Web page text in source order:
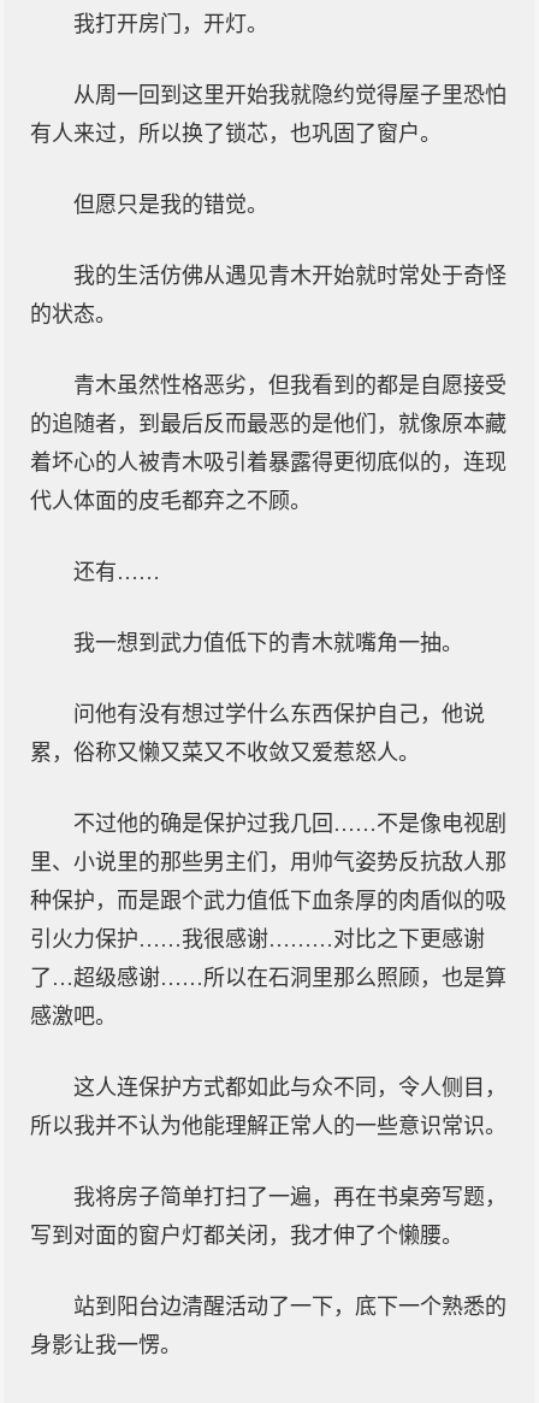
我打开房门，开灯。
从周一回到这里开始我就隐约觉得屋子里恐怕
有人来过，所以换了锁芯，也巩固了窗户。
但愿只是我的错觉。
我的生活仿佛从遇见青木开始就时常处于奇怪
的状态。
青木虽然性格恶劣，但我看到的都是自愿接受
的追随者，到最后反而最恶的是他们，就像原本藏
着坏心的人被青木吸引着暴露得更彻底似的，连现
代人体面的皮毛都弃之不顾。
还有……
我一想到武力值低下的青木就嘴角一抽。
问他有没有想过学什么东西保护自己，他说
累，俗称又懒又菜又不收敛又爱惹怒人。
不过他的确是保护过我几回……不是像电视剧
里、小说里的那些男主们，用帅气姿势反抗敌人那
种保护，而是跟个武力值低下血条厚的肉盾似的吸
引火力保护……我很感谢………对比之下更感谢
了…超级感谢……所以在石洞里那么照顾，也是算
感激吧。
这人连保护方式都如此与众不同，令人侧目，
所以我并不认为他能理解正常人的一些意识常识。
我将房子简单打扫了一遍，再在书桌旁写题，
写到对面的窗户灯都关闭，我才伸了个懒腰。
站到阳台边清醒活动了一下，底下一个熟悉的
身影让我一愣。